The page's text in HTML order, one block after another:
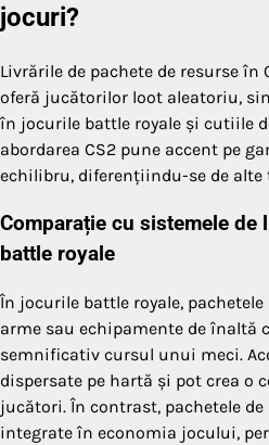
jocuri?
Livrările de pachete de resurse în
oferă jucătorilor loot aleatoriu,
în jocurile battle royale și cutiile
abordarea CS2 pune accent pe
echilibru, diferențiindu-se de
Comparație cu sistemele de
battle royale
În jocurile battle royale,
arme sau echipamente de înaltă
semnificativ cursul unui meci.
dispersate pe hartă și pot crea o
jucători. În contrast, pachetele
integrate în economia jocului,